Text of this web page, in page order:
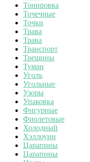
Тонировка
Точечные
Точки
Трава
Трава
Транспорт
Трещины
Туман
Уголь
Угольные
Узоры
Упаковка
Фигурные
Фиолетовые
Холодный
Хэллоуин
Царапины
Царапины